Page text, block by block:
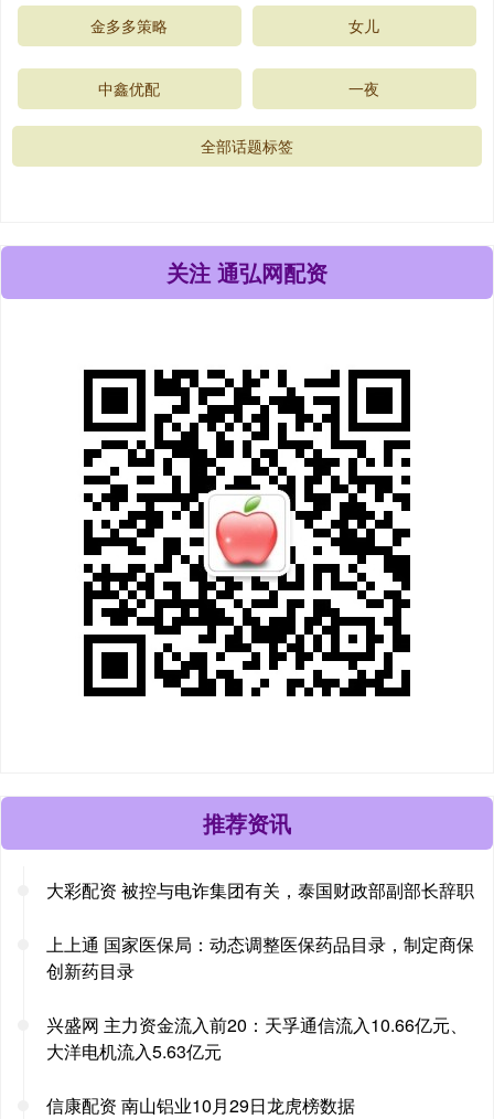
金多多策略 女儿
中鑫优配 一夜
全部话题标签
关注 通弘网配资
推荐资讯
大彩配资 被控与电诈集团有关，泰国财政部副部长辞职
上上通 国家医保局：动态调整医保药品目录，制定商保
创新药目录
兴盛网 主力资金流入前20：天孚通信流入10.66亿元、
大洋电机流入5.63亿元
信康配资 南山铝业10月29日龙虎榜数据